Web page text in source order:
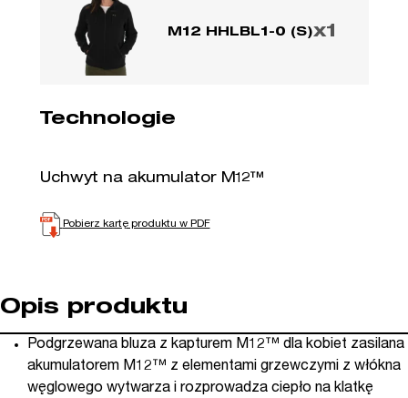
M12 HHLBL1-0 (S)x1
Technologie
Uchwyt na akumulator M12™
Pobierz kartę produktu w PDF
Opis produktu
Podgrzewana bluza z kapturem M12™ dla kobiet zasilana
akumulatorem M12™ z elementami grzewczymi z włókna
węglowego wytwarza i rozprowadza ciepło na klatkę